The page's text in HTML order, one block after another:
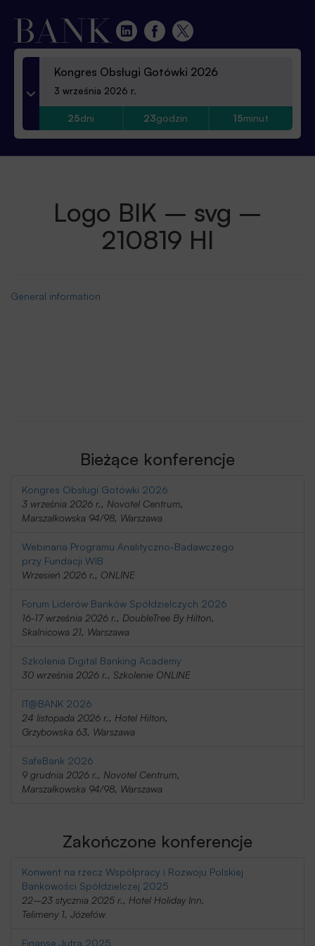
Kongres Obsługi Gotówki 2026
3 września 2026 r.
25dni 23godzin 15minut
Logo BIK – svg –
210819 HI
General information
Bieżące konferencje
Kongres Obsługi Gotówki 2026
3 września 2026 r., Novotel Centrum,
Marszałkowska 94/98, Warszawa
Webinaria Programu Analityczno-Badawczego
przy Fundacji WIB
Wrzesień 2026 r., ONLINE
Forum Liderów Banków Spółdzielczych 2026
16-17 września 2026 r., DoubleTree By Hilton,
Skalnicowa 21, Warszawa
Szkolenia Digital Banking Academy
30 września 2026 r., Szkolenie ONLINE
IT@BANK 2026
24 listopada 2026 r., Hotel Hilton,
Grzybowska 63, Warszawa
SafeBank 2026
9 grudnia 2026 r., Novotel Centrum,
Marszałkowska 94/98, Warszawa
Zakończone konferencje
Konwent na rzecz Współpracy i Rozwoju Polskiej
Bankowości Spółdzielczej 2025
22–23 stycznia 2025 r., Hotel Holiday Inn,
Telimeny 1, Józefów
Finanse Jutra 2025